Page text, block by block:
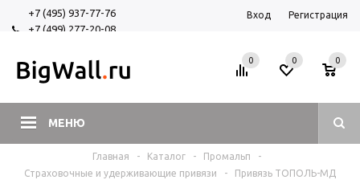
+7 (495) 937-77-76
+7 (499) 277-20-08
Вход Регистрация
МЕНЮ
0 0
0
Главная - Каталог - Промальп
-
Страховочные и удерживающие привязи
-
Привязь ТОПОЛЬ-МД